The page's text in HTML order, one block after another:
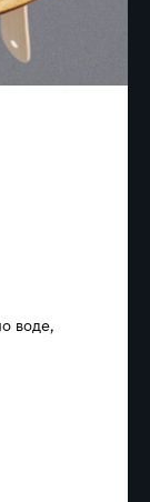
воде,